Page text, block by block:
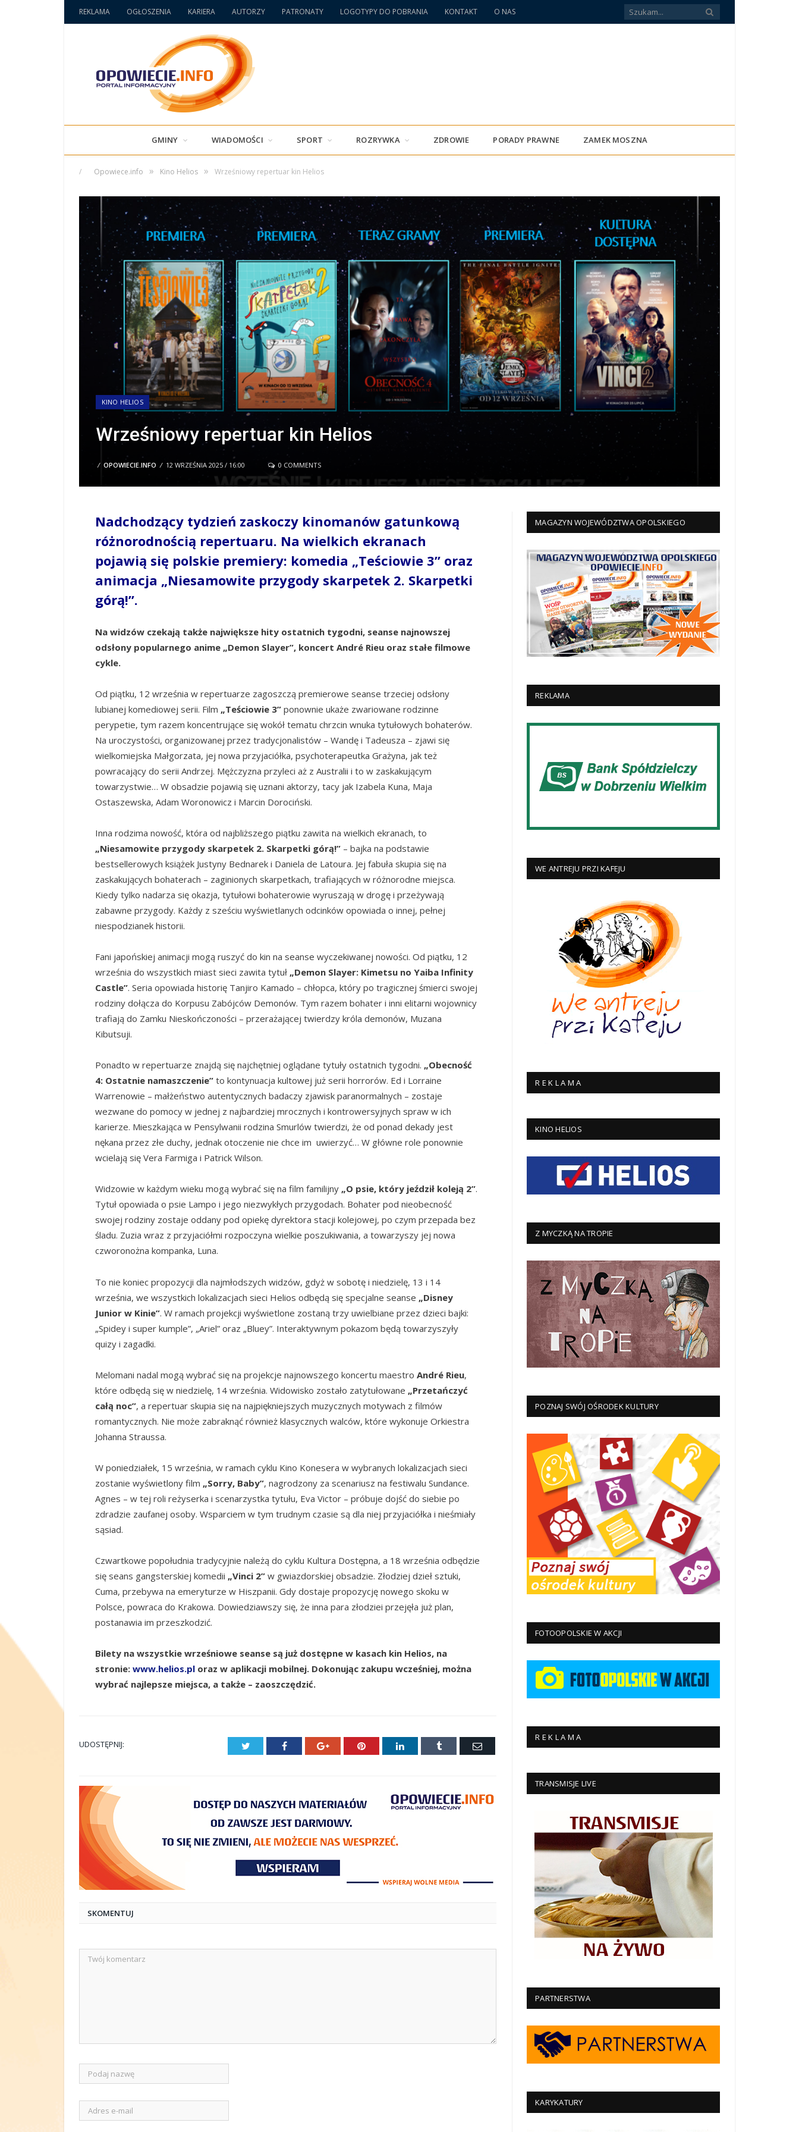
REKLAMA OGŁOSZENIA KARIERA AUTORZY PATRONATY LOGOTYPY DO POBRANIA KONTAKT O NAS
GMINY WIADOMOŚCI SPORT ROZRYWKA ZDROWIE PORADY PRAWNE ZAMEK MOSZNA
/ Opowiece.info » Kino Helios » Wrześniowy repertuar kin Helios
KINO HELIOS
Wrześniowy repertuar kin Helios
/ OPOWIECIE.INFO / 12 WRZEŚNIA 2025 / 16:00 0 COMMENTS
Nadchodzący tydzień zaskoczy kinomanów gatunkową
różnorodnością repertuaru. Na wielkich ekranach
pojawią się polskie premiery: komedia „Teściowie 3” oraz
animacja „Niesamowite przygody skarpetek 2. Skarpetki
górą!”.
Na widzów czekają także największe hity ostatnich tygodni, seanse najnowszej
odsłony popularnego anime „Demon Slayer”, koncertAndré Rieu oraz stałe filmowe
cykle.
Od piątku, 12 września w repertuarze zagoszczą premierowe seanse trzeciej odsłony
lubianej komediowej serii. Film „Teściowie 3” ponownie ukaże zwariowane rodzinne
perypetie, tym razem koncentrujące się wokół tematu chrzcin wnuka tytułowych bohaterów.
Na uroczystości, organizowanej przez tradycjonalistów – Wandę i Tadeusza – zjawi się
wielkomiejska Małgorzata, jej nowa przyjaciółka, psychoterapeutka Grażyna, jak też
powracający do serii Andrzej. Mężczyzna przyleci aż z Australii i to w zaskakującym
towarzystwie… W obsadzie pojawią się uznani aktorzy, tacy jak Izabela Kuna, Maja
Ostaszewska, Adam Woronowicz i Marcin Dorociński.
Inna rodzima nowość, która od najbliższego piątku zawita na wielkich ekranach, to
„Niesamowite przygody skarpetek 2. Skarpetki górą!” – bajka na podstawie
bestsellerowych książek Justyny Bednarek i Daniela de Latoura. Jej fabuła skupia się na
zaskakujących bohaterach – zaginionych skarpetkach, trafiających w różnorodne miejsca.
Kiedy tylko nadarza się okazja, tytułowi bohaterowie wyruszają w drogę i przeżywają
zabawne przygody. Każdy z sześciu wyświetlanych odcinków opowiada o innej, pełnej
niespodzianek historii.
Fani japońskiej animacji mogą ruszyć do kin na seanse wyczekiwanej nowości. Od piątku, 12
września do wszystkich miast sieci zawita tytuł „Demon Slayer: Kimetsu no Yaiba Infinity
Castle”. Seria opowiada historię Tanjiro Kamado – chłopca, który po tragicznej śmierci swojej
rodziny dołącza do Korpusu Zabójców Demonów. Tym razem bohater i inni elitarni wojownicy
trafiają do Zamku Nieskończoności – przerażającej twierdzy króla demonów, Muzana
Kibutsuji.
Ponadto w repertuarze znajdą się najchętniej oglądane tytuły ostatnich tygodni. „Obecność
4: Ostatnie namaszczenie” to kontynuacja kultowej już serii horrorów. Ed i Lorraine
Warrenowie – małżeństwo autentycznych badaczy zjawisk paranormalnych – zostaje
wezwane do pomocy w jednej z najbardziej mrocznych i kontrowersyjnych spraw w ich
karierze. Mieszkająca w Pensylwanii rodzina Smurlów twierdzi, że od ponad dekady jest
nękana przez złe duchy, jednak otoczenie nie chce im uwierzyć… W główne role ponownie
wcielają się Vera Farmiga i Patrick Wilson.
Widzowie w każdym wieku mogą wybrać się na film familijny „O psie, który jeździł koleją 2”.
Tytuł opowiada o psie Lampo i jego niezwykłych przygodach. Bohater pod nieobecność
swojej rodziny zostaje oddany pod opiekę dyrektora stacji kolejowej, po czym przepada bez
śladu. Zuzia wraz z przyjaciółmi rozpoczyna wielkie poszukiwania, a towarzyszy jej nowa
czworonożna kompanka, Luna.
To nie koniec propozycji dla najmłodszych widzów, gdyż w sobotę i niedzielę, 13 i 14
września, we wszystkich lokalizacjach sieci Helios odbędą się specjalne seanse „Disney
Junior w Kinie”. W ramach projekcji wyświetlone zostaną trzy uwielbiane przez dzieci bajki:
„Spidey i super kumple”, „Ariel” oraz „Bluey”. Interaktywnym pokazom będą towarzyszyły
quizy i zagadki.
Melomani nadal mogą wybrać się na projekcje najnowszego koncertu maestroAndré Rieu,
które odbędą się w niedzielę, 14 września. Widowisko zostało zatytułowane „Przetańczyć
całą noc”, a repertuar skupia się na najpiękniejszych muzycznych motywach z filmów
romantycznych. Nie może zabraknąć również klasycznych walców, które wykonuje Orkiestra
Johanna Straussa.
W poniedziałek, 15 września, w ramach cyklu Kino Konesera w wybranych lokalizacjach sieci
zostanie wyświetlony film „Sorry, Baby”, nagrodzony za scenariusz na festiwalu Sundance.
Agnes – w tej roli reżyserka i scenarzystka tytułu, Eva Victor – próbuje dojść do siebie po
zdradzie zaufanej osoby. Wsparciem w tym trudnym czasie są dla niej przyjaciółka i nieśmiały
sąsiad.
Czwartkowe popołudnia tradycyjnie należą do cyklu Kultura Dostępna, a 18 września odbędzie
się seans gangsterskiej komedii „Vinci 2” w gwiazdorskiej obsadzie. Złodziej dzieł sztuki,
Cuma, przebywa na emeryturze w Hiszpanii. Gdy dostaje propozycję nowego skoku w
Polsce, powraca do Krakowa. Dowiedziawszy się, że inna para złodziei przejęła już plan,
postanawia im przeszkodzić.
Bilety na wszystkie wrześniowe seanse są już dostępne w kasach kin Helios, na
stronie:www.helios.pl oraz w aplikacji mobilnej. Dokonując zakupu wcześniej, można
wybrać najlepsze miejsca, a także – zaoszczędzić.
UDOSTĘPNIJ: Twitter Facebook Google+ Pinterest LinkedIn Tumblr
E-
SKOMENTUJ
MAGAZYN WOJEWÓDZTWA OPOLSKIEGO
REKLAMA
WE ANTREJU PRZI KAFEJU
R E K L A M A
KINO HELIOS
Z MYCZKĄ NA TROPIE
POZNAJ SWÓJ OŚRODEK KULTURY
FOTOOPOLSKIE W AKCJI
R E K L A M A
TRANSMISJE LIVE
PARTNERSTWA
KARYKATURY